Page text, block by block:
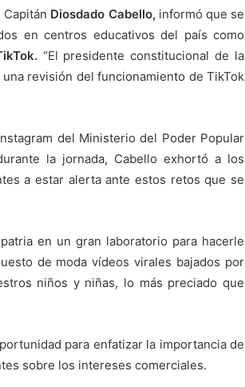
Diosdado Cabello, informó que se
en centros educativos del país como
“El presidente constitucional de la
una revisión del funcionamiento de TikTok
del Ministerio del Poder Popular
la jornada, Cabello exhortó a los
a estar alerta ante estos retos que se
en un gran laboratorio para hacerle
de moda vídeos virales bajados por
niños y niñas, lo más preciado que
para enfatizar la importancia de
sobre los intereses comerciales.